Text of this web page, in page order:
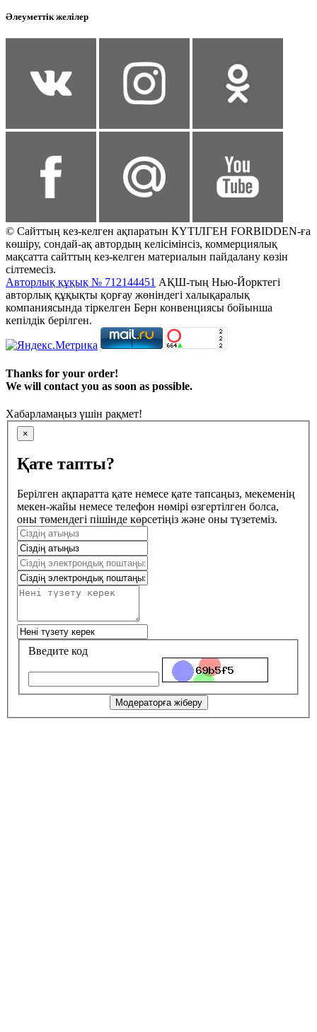
Әлеуметтік желілер
© Сайттың кез-келген ақпаратын КҮТІЛГЕН FORBIDDEN-ға
көшіру, сондай-ақ автордың келісімінсіз, коммерциялық
мақсатта сайттың кез-келген материалын пайдалану көзін
сілтемесіз.
Авторлық құқық № 712144451 АҚШ-тың Нью-Йорктегі
авторлық құқықты қорғау жөніндегі халықаралық
компаниясында тіркелген Берн конвенциясы бойынша
кепілдік берілген.
Thanks for your order!
We will contact you as soon as possible.
Хабарламаңыз үшін рақмет!
×
Қате тапты?
Берілген ақпаратта қате немесе қате тапсаңыз, мекеменің
мекен-жайы немесе телефон нөмірі өзгертілген болса,
оны төмендегі пішінде көрсетіңіз және оны түзетеміз.
Введите код
Модераторға жіберу